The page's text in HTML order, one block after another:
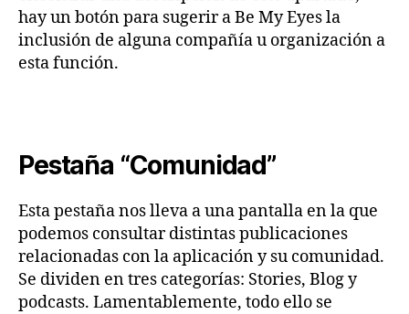
hay un botón para sugerir a Be My Eyes la
inclusión de alguna compañía u organización a
esta función.
Pestaña “Comunidad”
Esta pestaña nos lleva a una pantalla en la que
podemos consultar distintas publicaciones
relacionadas con la aplicación y su comunidad.
Se dividen en tres categorías: Stories, Blog y
podcasts. Lamentablemente, todo ello se